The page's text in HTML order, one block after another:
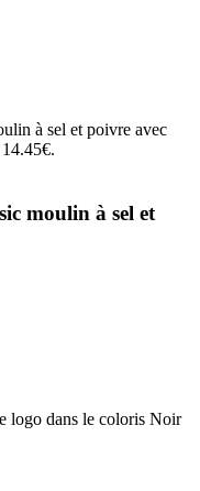
moulin à sel et